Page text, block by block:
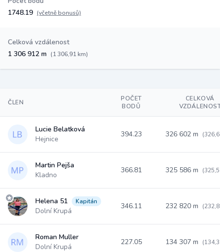
1748.19 (včetně bonusů)
Celková vzdálenost
1 306 912 m (1 306,91 km)
ČLEN
POČET
BODŮ
CELKOVÁ
Lucie Belatková
Hejnice
394.23 326 602 m
Martin Pejša
Kladno
366.81 325 586 m
Helena 51 Kapitán
Dolní Krupá
346.11 232 820 m
Roman Muller
Dolní Krupá
227.05 134 307 m